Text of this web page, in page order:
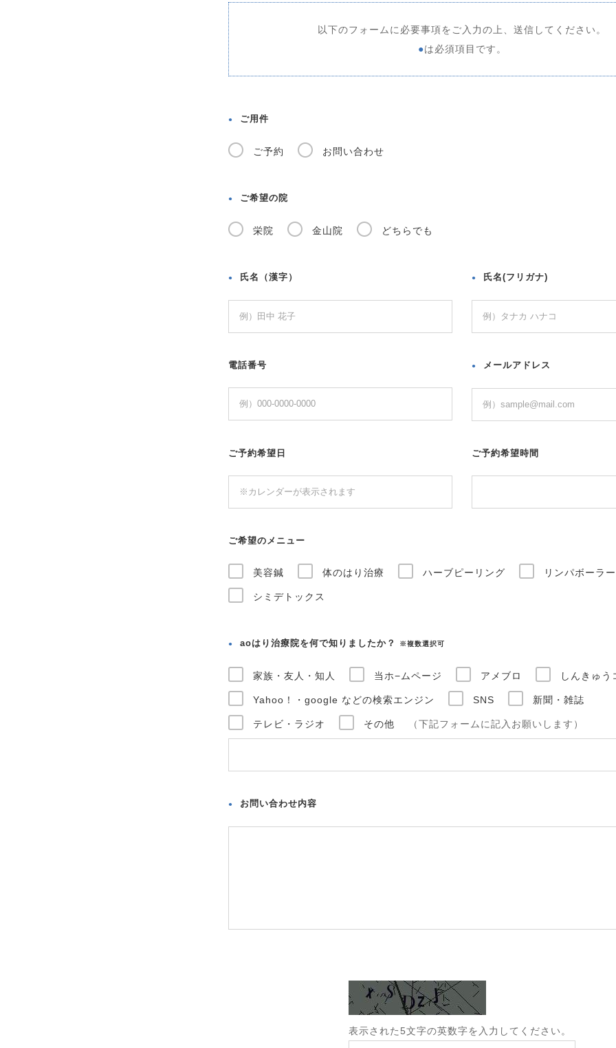
以下のフォームに必要事項をご入力の上、送信してください。
●は必須項目です。
● ご用件
ご予約 お問い合わせ
● ご希望の院
栄院 金山院 どちらでも
● 氏名（漢字） ● 氏名(フリガナ)
電話番号 ● メールアドレス
ご予約希望日 ご予約希望時間
ご希望のメニュー
美容鍼 体のはり治療 ハーブピーリング リンパボーラー
シミデトックス
● aoはり治療院を何で知りましたか？ ※複数選択可
家族・友人・知人 当ホ−ムページ アメブロ しんきゅう
Yahoo！・google などの検索エンジン SNS 新聞・雑誌
テレビ・ラジオ その他 （下記フォームに記入お願いします）
● お問い合わせ内容
表示された5文字の英数字を入力してください。